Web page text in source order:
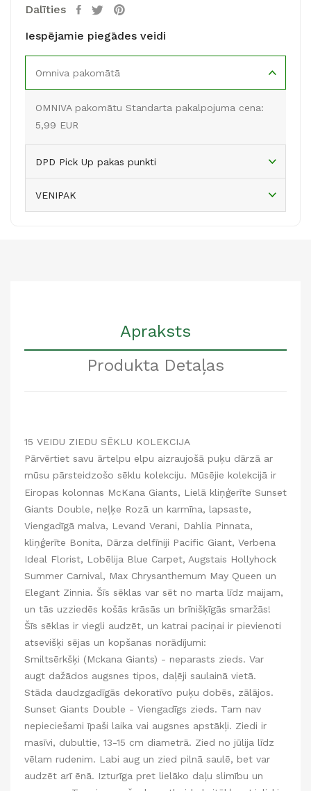
Dalīties
Iespējamie piegādes veidi
Omniva pakomātā
OMNIVA pakomātu Standarta pakalpojuma cena:
5,99 EUR
DPD Pick Up pakas punkti
VENIPAK
Apraksts
Produkta Detaļas
15 VEIDU ZIEDU SĒKLU KOLEKCIJA
Pārvērtiet savu ārtelpu elpu aizraujošā puķu dārzā ar
mūsu pārsteidzošo sēklu kolekciju. Mūsējie kolekcijā ir
Eiropas kolonnas McKana Giants, Lielā kliņģerīte Sunset
Giants Double, neļķe Rozā un karmīna, lapsaste,
Viengadīgā malva, Levand Verani, Dahlia Pinnata,
kliņģerīte Bonita, Dārza delfīniji Pacific Giant, Verbena
Ideal Florist, Lobēlija Blue Carpet, Augstais Hollyhock
Summer Carnival, Max Chrysanthemum May Queen un
Elegant Zinnia. Šīs sēklas var sēt no marta līdz maijam,
un tās uzziedēs košās krāsās un brīnišķīgās smaržās!
Šīs sēklas ir viegli audzēt, un katrai paciņai ir pievienoti
atsevišķi sējas un kopšanas norādījumi:
Smiltsērkšķi (Mckana Giants) - neparasts zieds. Var
augt dažādos augsnes tipos, daļēji saulainā vietā.
Stāda daudzgadīgās dekoratīvo puķu dobēs, zālājos.
Sunset Giants Double - Viengadīgs zieds. Tam nav
nepieciešami īpaši laika vai augsnes apstākļi. Ziedi ir
masīvi, dubultie, 13-15 cm diametrā. Zied no jūlija līdz
vēlam rudenim. Labi aug un zied pilnā saulē, bet var
audzēt arī ēnā. Izturīga pret lielāko daļu slimību un